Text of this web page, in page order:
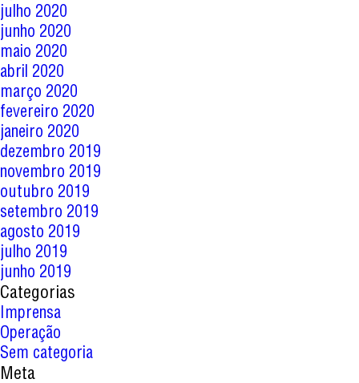
julho 2020
junho 2020
maio 2020
abril 2020
março 2020
fevereiro 2020
janeiro 2020
dezembro 2019
novembro 2019
outubro 2019
setembro 2019
agosto 2019
julho 2019
junho 2019
Categorias
Imprensa
Operação
Sem categoria
Meta